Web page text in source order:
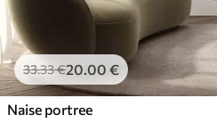
33.33€20.00 €
Naise portree